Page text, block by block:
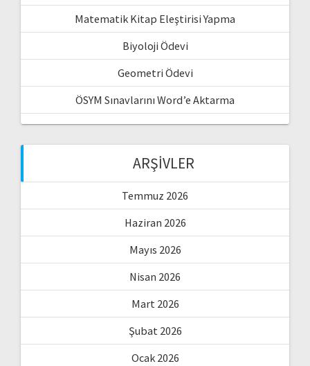
Matematik Kitap Eleştirisi Yapma
Biyoloji Ödevi
Geometri Ödevi
ÖSYM Sınavlarını Word’e Aktarma
ARŞIVLER
Temmuz 2026
Haziran 2026
Mayıs 2026
Nisan 2026
Mart 2026
Şubat 2026
Ocak 2026